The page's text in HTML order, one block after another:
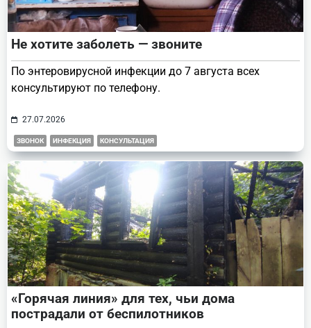
Не хотите заболеть — звоните
По энтеровирусной инфекции до 7 августа всех
консультируют по телефону.
27.07.2026
ЗВОНОК ИНФЕКЦИЯ КОНСУЛЬТАЦИЯ
«Горячая линия» для тех, чьи дома
пострадали от беспилотников